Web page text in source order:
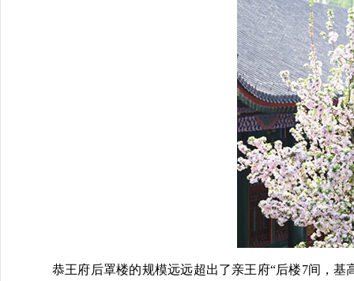
恭王府后罩楼的规模远远超出了亲王府“后楼7间，基